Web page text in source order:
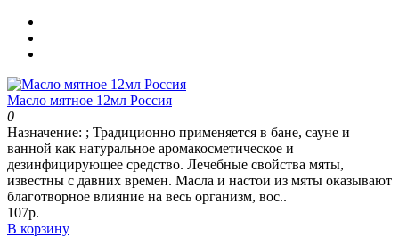
Масло мятное 12мл Россия
0
Назначение: ; Традиционно применяется в бане, сауне и
ванной как натуральное аромакосметическое и
дезинфицирующее средство. Лечебные свойства мяты,
известны с давних времен. Масла и настои из мяты оказывают
благотворное влияние на весь организм, вос..
107р.
В корзину